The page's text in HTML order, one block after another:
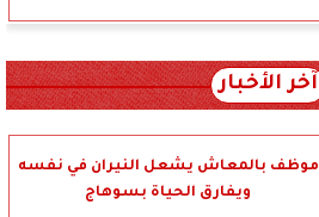
آخر الأخبار
موظف بالمعاش يشعل النيران في نفسه
ويفارق الحياة بسوهاج